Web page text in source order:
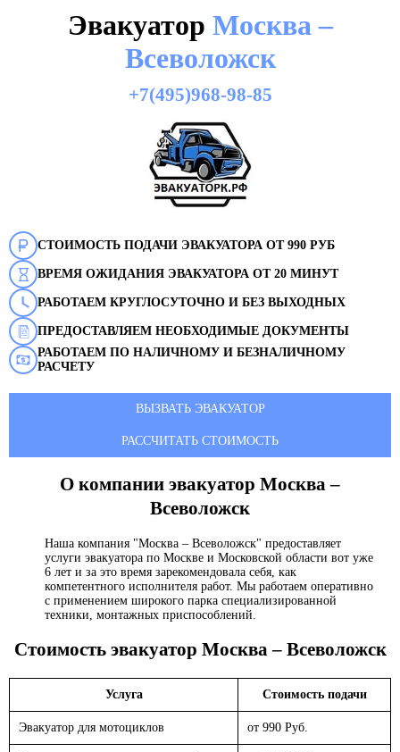
Эвакуатор Москва –
Всеволожск
+7(495)968-98-85
СТОИМОСТЬ ПОДАЧИ ЭВАКУАТОРА ОТ 990 РУБ
ВРЕМЯ ОЖИДАНИЯ ЭВАКУАТОРА ОТ 20 МИНУТ
РАБОТАЕМ КРУГЛОСУТОЧНО И БЕЗ ВЫХОДНЫХ
ПРЕДОСТАВЛЯЕМ НЕОБХОДИМЫЕ ДОКУМЕНТЫ
РАБОТАЕМ ПО НАЛИЧНОМУ И БЕЗНАЛИЧНОМУ
РАСЧЕТУ
ВЫЗВАТЬ ЭВАКУАТОР
РАССЧИТАТЬ СТОИМОСТЬ
О компании эвакуатор Москва –
Всеволожск
Наша компания "Москва – Всеволожск" предоставляет
услуги эвакуатора по Москве и Московской области вот уже
6 лет и за это время зарекомендовала себя, как
компетентного исполнителя работ. Мы работаем оперативно
с применением широкого парка специализированной
техники, монтажных приспособлений.
Стоимость эвакуатор Москва – Всеволожск
Услуга Стоимость подачи
Эвакуатор для мотоциклов от 990 Руб.